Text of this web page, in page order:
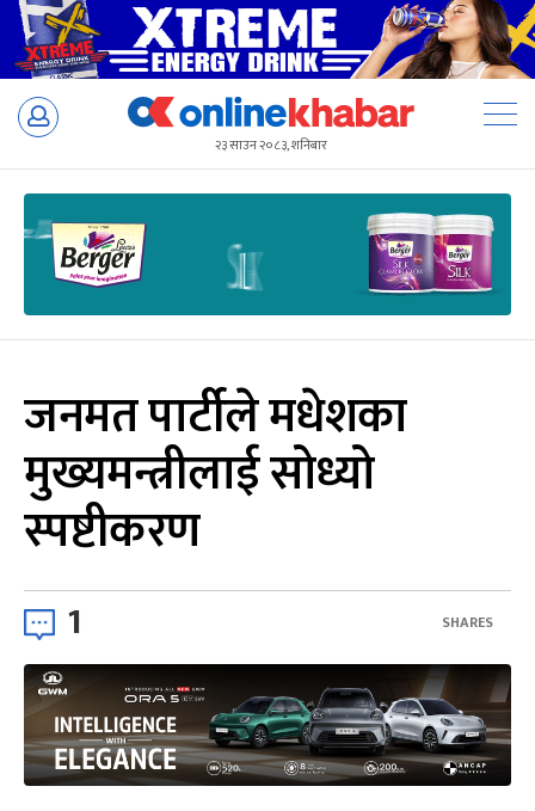
Skip
२३ साउन २०८३, शनिबार
जनमत पार्टीले मधेशका
मुख्यमन्त्रीलाई सोध्यो
स्पष्टीकरण
1 SHARES